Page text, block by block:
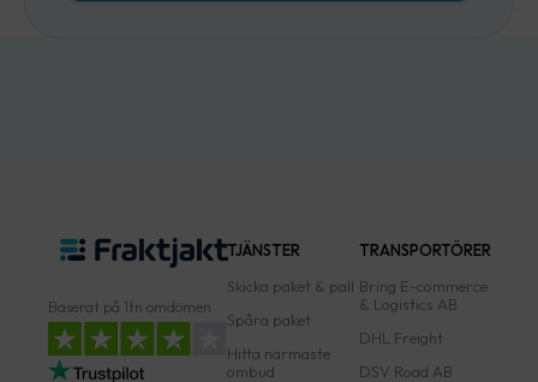
Baserat på 1tn omdömen
TJÄNSTER
Skicka paket & pall
Spåra paket
Hitta närmaste
ombud
TRANSPORTÖRER
Bring E-commerce
& Logistics AB
DHL Freight
DSV Road AB